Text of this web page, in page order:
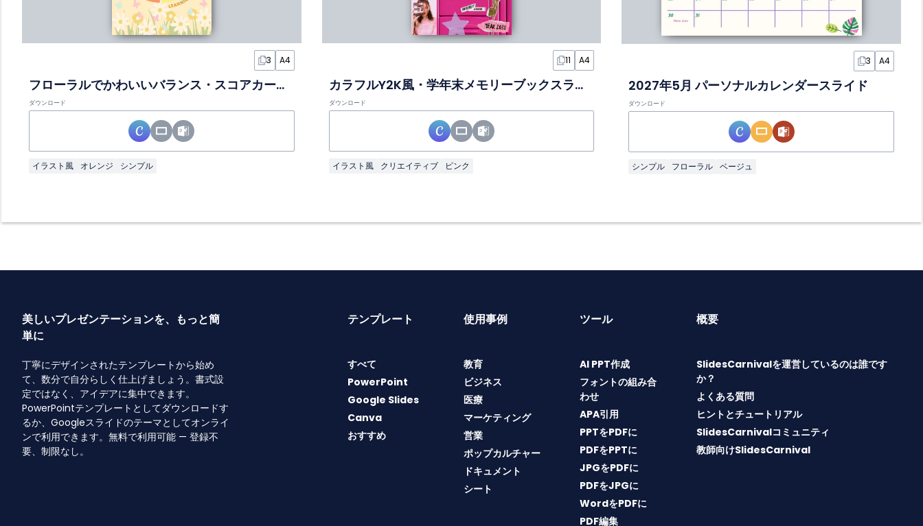
3 A4
フローラルでかわいいバランス・スコアカードインフォグラフィック
ダウンロード
イラスト風 オレンジ シンプル
11 A4
カラフルY2K風・学年末メモリーブックスライド
ダウンロード
イラスト風 クリエイティブ ピンク
3 A4
2027年5月 パーソナルカレンダースライド
ダウンロード
シンプル フローラル ベージュ
美しいプレゼンテーションを、もっと簡
単に
丁寧にデザインされたテンプレートから始め
て、数分で自分らしく仕上げましょう。書式設
定ではなく、アイデアに集中できます。
PowerPointテンプレートとしてダウンロードす
るか、Googleスライドのテーマとしてオンライ
ンで利用できます。無料で利用可能 — 登録不
要、制限なし。
テンプレート
すべて
PowerPoint
Google Slides
Canva
おすすめ
使用事例
教育
ビジネス
医療
マーケティング
営業
ポップカルチャー
ドキュメント
シート
ツール
AI PPT作成
フォントの組み合
わせ
APA引用
PPTをPDFに
PDFをPPTに
JPGをPDFに
PDFをJPGに
WordをPDFに
PDF編集
概要
SlidesCarnivalを運営しているのは誰です
か？
よくある質問
ヒントとチュートリアル
SlidesCarnivalコミュニティ
教師向けSlidesCarnival